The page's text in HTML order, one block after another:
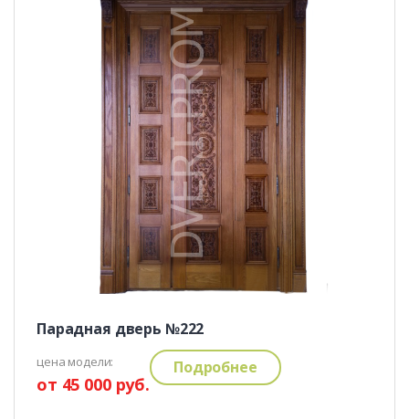
Парадная дверь №222
цена модели:
от 45 000 руб.
Подробнее